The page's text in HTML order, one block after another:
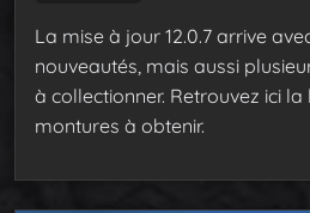
La mise à jour 12.0.7 arrive
nouveautés, mais aussi
à collectionner. Retrouvez ici
montures à obtenir.